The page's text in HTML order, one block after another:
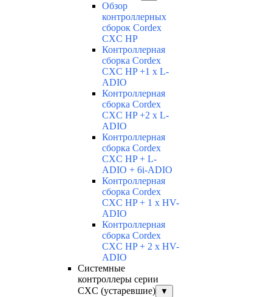
Обзор
контроллерных
сборок Cordex
CXC HP
Контроллерная
сборка Cordex
CXC HP +1 x L-
ADIO
Контроллерная
сборка Cordex
CXC HP +2 x L-
ADIO
Контроллерная
сборка Cordex
CXC HP + L-
ADIO + 6i-ADIO
Контроллерная
сборка Cordex
CXC HP + 1 x HV-
ADIO
Контроллерная
сборка Cordex
CXC HP + 2 x HV-
ADIO
Системные
контроллеры серии
CXC (устаревшие)
▼